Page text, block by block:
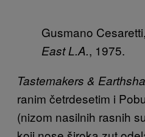
Gusmano Cesaretti,
East L.A., 1975.
Tastemakers &
ranim četrdesetim i
(nizom nasilnih rasnih